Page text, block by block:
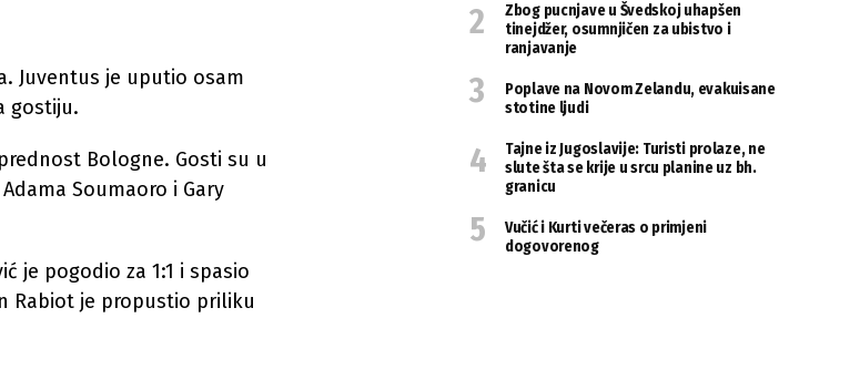
Juventus je uputio osam
gostiju.
Bologne. Gosti su u
Soumaoro i Gary
je pogodio za 1:1 i spasio
Rabiot je propustio priliku
Zbog pucnjave u Švedskoj uhapšen
tinejdžer, osumnjičen za ubistvo i
ranjavanje
Poplave na Novom Zelandu, evakuisane
stotine ljudi
Tajne iz Jugoslavije: Turisti prolaze, ne
slute šta se krije u srcu planine uz bh.
granicu
Vučić i Kurti večeras o primjeni
dogovorenog